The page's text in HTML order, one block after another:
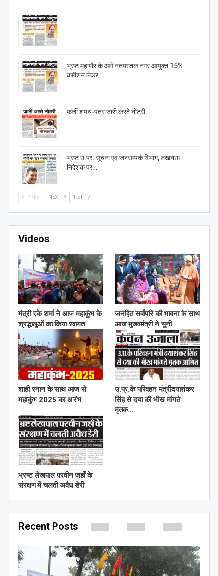
भ्रष्ट महापौर के आगे नतमस्तक नगर आयुक्त 15%
कमीशन लेकर…
फर्जी शपथ-पत्र जारी करते नोटरी
भ्रष्ट उ.प्र. सूचना एवं जनसम्पर्क विभाग, लखनऊ।
निदेशक पर…
PREV NEXT 1 of 17
Videos
मंत्री एके शर्मा ने आज महाकुंभ के
श्रद्धालुओं का किया स्वागत
जनहित सर्वोपरि की भावना के साथ
आज मुख्यमंत्री ने सुनी…
शाही स्नान के साथ आज से
महाकुंभ 2025 का आरंभ
उ.प्र.के परिवहन मंत्रीदयाशंकर
सिंह से दया की भीख मांगते
मृतक…
भ्रष्ट लेखपाल परवीन जहाँ के
संरक्षण में चलती अवैध डेरी
Recent Posts